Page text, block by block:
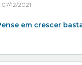
07/12/2021
em crescer